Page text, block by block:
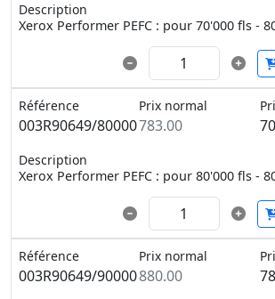
Description
Xerox Performer PEFC : pour 70'000 fls -
Référence
003R90649/80000
Prix normal
783.00
Description
Xerox Performer PEFC : pour 80'000 fls -
Référence
003R90649/90000
Prix normal
880.00